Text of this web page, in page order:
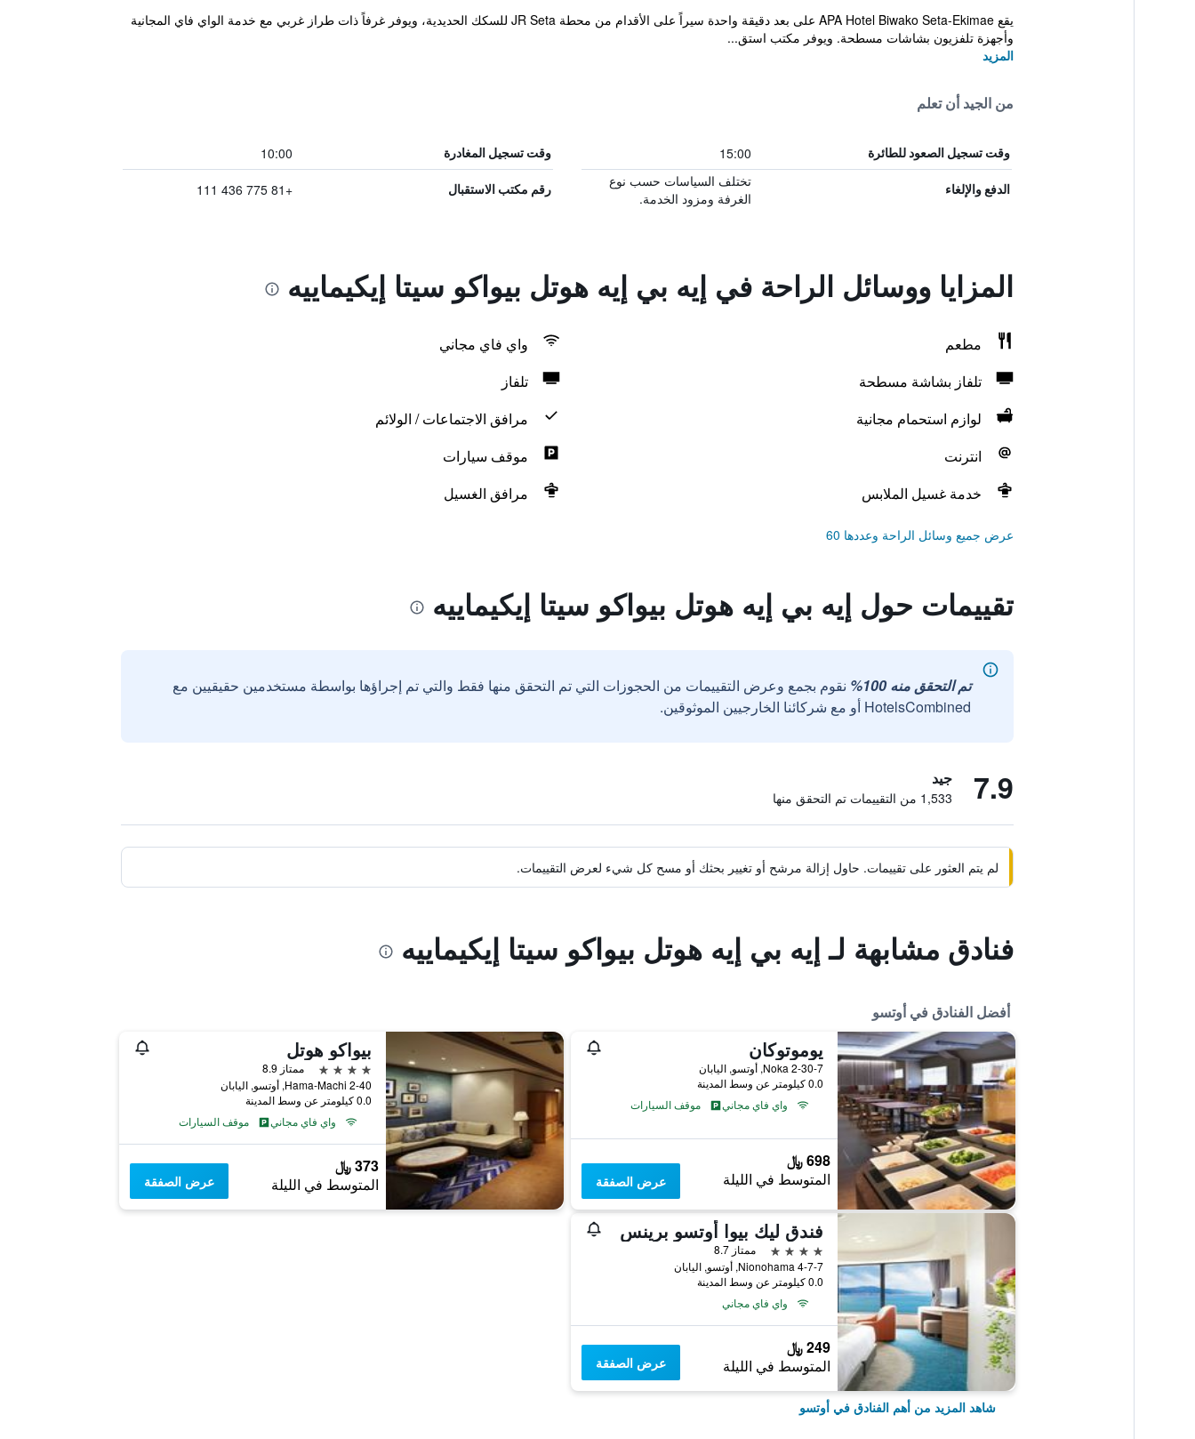
يقع APA Hotel Biwako Seta-Ekimae على بعد دقيقة واحدة سيراً على الأقدام من محطة JR Seta للسكك الحديدية، ويوفر غرفاً ذات طراز غربي مع خدمة الواي فاي المجانية
وأجهزة تلفزيون بشاشات مسطحة. ويوفر مكتب استق...
المزيد
من الجيد أن تعلم
وقت تسجيل الصعود للطائرة 15:00 وقت تسجيل المغادرة 10:00
الدفع والإلغاء
تختلف السياسات حسب نوع
الغرفة ومزود الخدمة.
رقم مكتب الاستقبال +81 775 436 111
المزايا ووسائل الراحة في إيه بي إيه هوتل بيواكو سيتا إيكيماييه
مطعم
واي فاي مجاني
تلفاز بشاشة مسطحة
تلفاز
لوازم استحمام مجانية
مرافق الاجتماعات / الولائم
انترنت
موقف سيارات
خدمة غسيل الملابس
مرافق الغسيل
عرض جميع وسائل الراحة وعددها 60
تقييمات حول إيه بي إيه هوتل بيواكو سيتا إيكيماييه
تم التحقق منه 100%
نقوم بجمع وعرض التقييمات من الحجوزات التي تم التحقق منها فقط والتي تم إجراؤها بواسطة مستخدمين حقيقيين مع
HotelsCombined أو مع شركائنا الخارجيين الموثوقين.
7.9 جيد
1,533 من التقييمات تم التحقق منها
لم يتم العثور على تقييمات. حاول إزالة مرشح أو تغيير بحثك أو مسح كل شيء لعرض التقييمات.
فنادق مشابهة لـ إيه بي إيه هوتل بيواكو سيتا إيكيماييه
أفضل الفنادق في أوتسو
يوموتوكان
2-30-7 Noka, أوتسو, اليابان
0.0 كيلومتر عن وسط المدينة
واي فاي مجاني
موقف السيارات
698 ﷼
المتوسط في الليلة عرض الصفقة
بيواكو هوتل
4 نجوم
ممتاز 8.9
2-40 Hama-Machi, أوتسو, اليابان
0.0 كيلومتر عن وسط المدينة
واي فاي مجاني
موقف السيارات
373 ﷼
المتوسط في الليلة عرض الصفقة
فندق ليك بيوا أوتسو برينس
4 نجوم
ممتاز 8.7
4-7-7 Nionohama, أوتسو, اليابان
0.0 كيلومتر عن وسط المدينة
واي فاي مجاني
249 ﷼
المتوسط في الليلة عرض الصفقة
شاهد المزيد من أهم الفنادق في أوتسو